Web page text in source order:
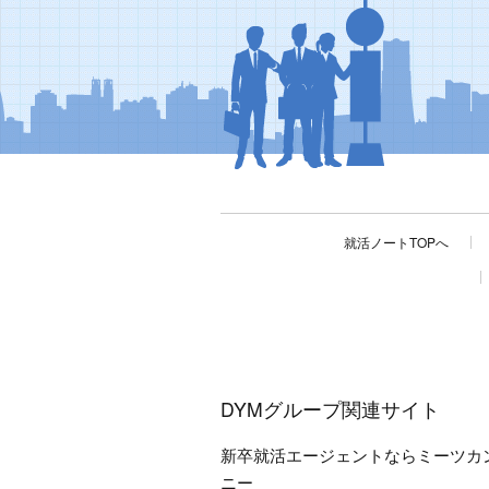
就活ノートTOPへ
DYMグループ関連サイト
新卒就活エージェントならミーツカ
ニー